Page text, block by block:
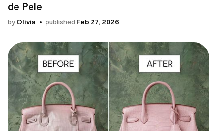
de Pele
by Olivia published Feb 27, 2026